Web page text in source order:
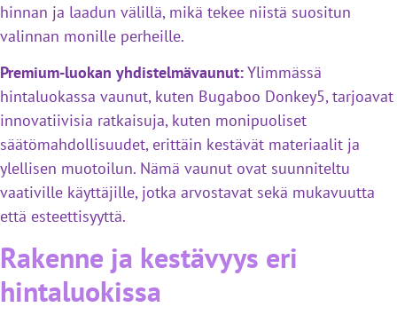
hinnan ja laadun välillä, mikä tekee niistä suositun
valinnan monille perheille.
Premium-luokan yhdistelmävaunut:Ylimmässä
hintaluokassa vaunut, kuten Bugaboo Donkey5, tarjoavat
innovatiivisia ratkaisuja, kuten monipuoliset
säätömahdollisuudet, erittäin kestävät materiaalit ja
ylellisen muotoilun. Nämä vaunut ovat suunniteltu
vaativille käyttäjille, jotka arvostavat sekä mukavuutta
että esteettisyyttä.
Rakenne ja kestävyys eri
hintaluokissa